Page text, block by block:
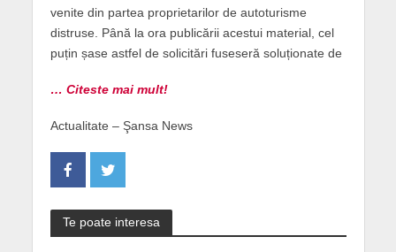
venite din partea proprietarilor de autoturisme
distruse. Până la ora publicării acestui material, cel
puțin șase astfel de solicitări fuseseră soluționate de
… Citeste mai mult!
Actualitate – Şansa News
Te poate interesa